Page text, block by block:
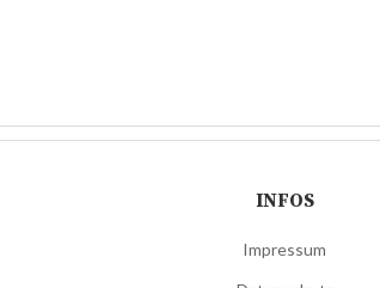
INFOS
Impressum